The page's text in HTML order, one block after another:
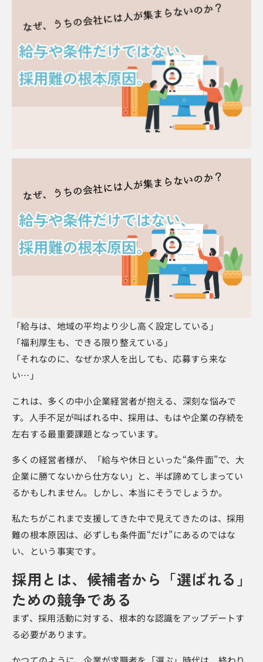
「給与は、地域の平均より少し高く設定している」
「福利厚生も、できる限り整えている」
「それなのに、なぜか求人を出しても、応募すら来な
い…」
これは、多くの中小企業経営者が抱える、深刻な悩みで
す。人手不足が叫ばれる中、採用は、もはや企業の存続を
左右する最重要課題となっています。
多くの経営者様が、「給与や休日といった“条件面”で、大
企業に勝てないから仕方ない」と、半ば諦めてしまってい
るかもしれません。しかし、本当にそうでしょうか。
私たちがこれまで支援してきた中で見えてきたのは、採用
難の根本原因は、必ずしも条件面“だけ”にあるのではな
い、という事実です。
採用とは、候補者から「選ばれる」
ための競争である
まず、採用活動に対する、根本的な認識をアップデートす
る必要があります。